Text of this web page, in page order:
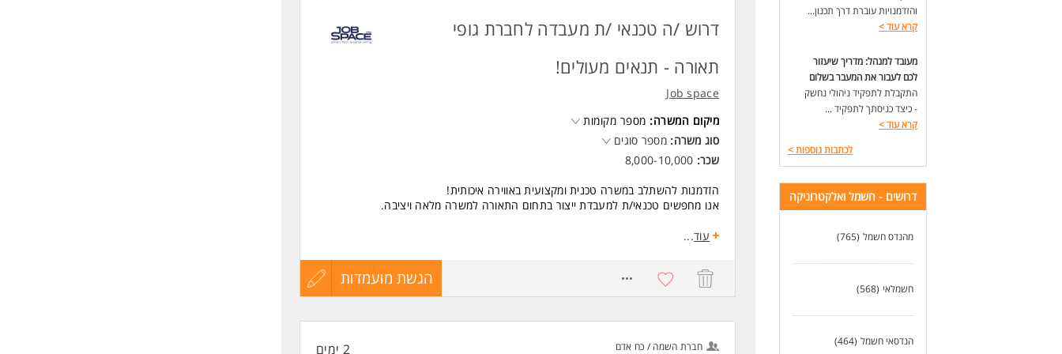
והזדמנויות עוברת דרך תכנון...
קרא עוד>
מעובד למנהל: מדריך שיעזור
לכם לעבור את המעבר בשלום
התקבלת לתפקיד ניהולי נחשק
- כיצד כניסתך לתפקיד ...
קרא עוד>
לכתבות נוספות>
דרושים - חשמל ואלקטרוניקה
מהנדס חשמל (765)
חשמלאי (568)
הנדסאי חשמל (464)
יכולת עבודה בצוות, אחריות, דיוק וראש גדול
רישיון נהיגה בתוקף חובה
המשרה מיועדת לנשים ולגברים כאחד. המשרה מיועדת לנשים ולגברים כאחד.
דרוש /ה טכנאי /ת מעבדה לחברת גופי
תאורה - תנאים מעולים!
Job space
מיקום המשרה: מספר מקומות
סוג משרה: מספר סוגים
שכר: 8,000-10,000
הזדמנות להשתלב במשרה טכנית ומקצועית באווירה איכותית!
אנו מחפשים טכנאי/ת למעבדת ייצור בתחום התאורה למשרה מלאה ויציבה.
תיאור תפקיד:
- עבודה בסביבה טכנית מסודרת תוך הקפדה על איכות ודיוק.
- שכר שעתי מתגמל של 52 לשעה!
- משרה מלאה בימים א'-ה' בין השעות 08:00-17:00.
עוד...
הגשת מועמדות
עדכון
חברת השמה / כח אדם 2 ימים